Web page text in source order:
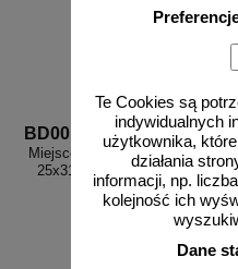
Te Cookies są
indywidualnych
użytkownika,
działania
informacji, np.
kolejność ich
Dane
BD001
Miejsce zbiórki do ewakuacji 3D -
25x31 cm - znak ewakuacyjny,
przestrzenny 3D